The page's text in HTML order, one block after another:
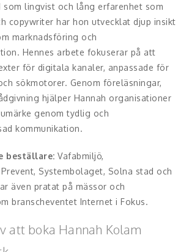
Different
service,
som lingvist och lång erfarenhet som
copywriter har hon utvecklat djup insikt
marknadsföring och
Hennes arbete fokuserar på att
för digitala kanaler, anpassade för
sökmotorer. Genom föreläsningar,
hjälper Hannah organisationer
genom tydlig och
kommunikation.
beställare: Vafabmiljö,
Systembolaget, Solna stad och
även pratat på mässor och
branscheventet Internet i Fokus.
att boka Hannah Kolam